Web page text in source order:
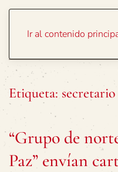
Ir al contenido
Etiqueta:
“Grupo de
Paz” envían